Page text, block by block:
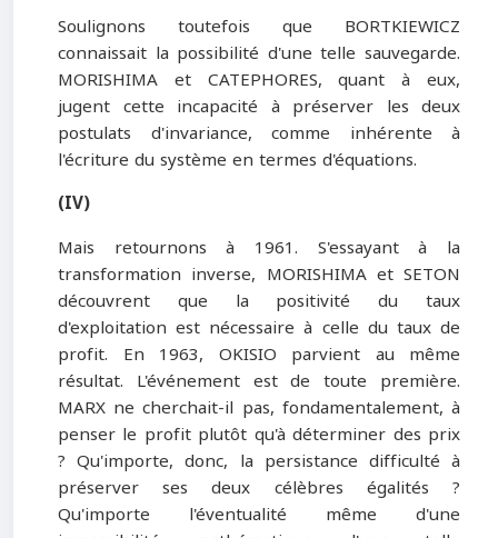
Soulignons toutefois que BORTKIEWICZ
connaissait la possibilité d'une telle sauvegarde.
MORISHIMA et CATEPHORES, quant à eux,
jugent cette incapacité à préserver les deux
postulats d'invariance, comme inhérente à
l'écriture du système en termes d'équations.
(IV)
Mais retournons à 1961. S'essayant à la
transformation inverse, MORISHIMA et SETON
découvrent que la positivité du taux
d'exploitation est nécessaire à celle du taux de
profit. En 1963, OKISIO parvient au même
résultat. L'événement est de toute première.
MARX ne cherchait-il pas, fondamentalement, à
penser le profit plutôt qu'à déterminer des prix
? Qu'importe, donc, la persistance difficulté à
préserver ses deux célèbres égalités ?
Qu'importe l'éventualité même d'une